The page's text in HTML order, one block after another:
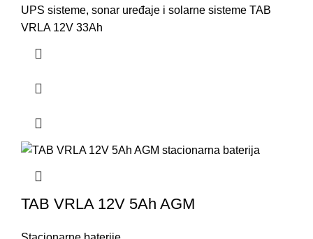
UPS sisteme, sonar uređaje i solarne sisteme TAB
VRLA 12V 33Ah
TAB VRLA 12V 5Ah AGM